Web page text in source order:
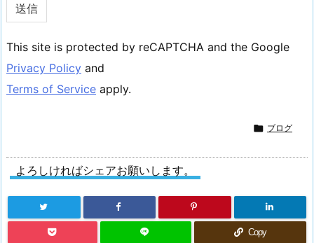
This site is protected by reCAPTCHA and the Google
Privacy Policy and
Terms of Service apply.
 ブログ
よろしければシェアお願いします。
Copy